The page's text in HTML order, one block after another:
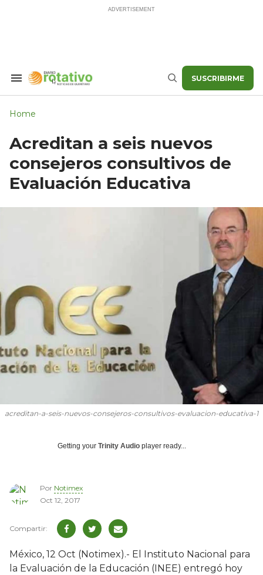
Search
Buscar SUSCRIBIRME
Home
Acreditan a seis nuevos
consejeros consultivos de
Evaluación Educativa
acreditan-a-seis-nuevos-consejeros-consultivos-evaluacion-educativa-1
Getting your Trinity Audio player ready...
Por Notimex
Oct 12, 2017
México, 12 Oct (Notimex).- El Instituto Nacional para
la Evaluación de la Educación (INEE) entregó hoy